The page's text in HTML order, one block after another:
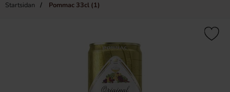
Startsidan Pommac 33cl (1)